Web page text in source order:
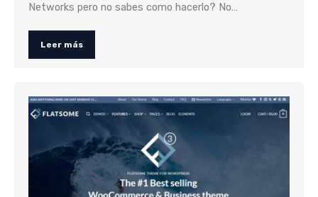
Networks pero no sabes como hacerlo? No…
Leer más